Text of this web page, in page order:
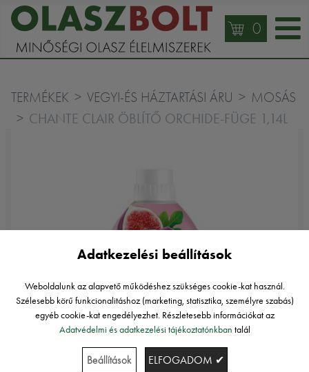
0
TERMÉKEK VEGYI-ÉS HÁZTARTÁSI ÁRU MOSÁS
CHANTE CLAIR ÖBLÍTŐ ORCHIDE-FÜGE 1,14L
Adatkezelési beállítások
Weboldalunk az alapvető működéshez szükséges cookie-kat használ.
Szélesebb körű funkcionalitáshoz (marketing, statisztika, személyre szabás)
egyéb cookie-kat engedélyezhet. Részletesebb információkat az
Adatvédelmi és adatkezelési tájékoztatónkban talál
Beállítások ELFOGADOM ✔